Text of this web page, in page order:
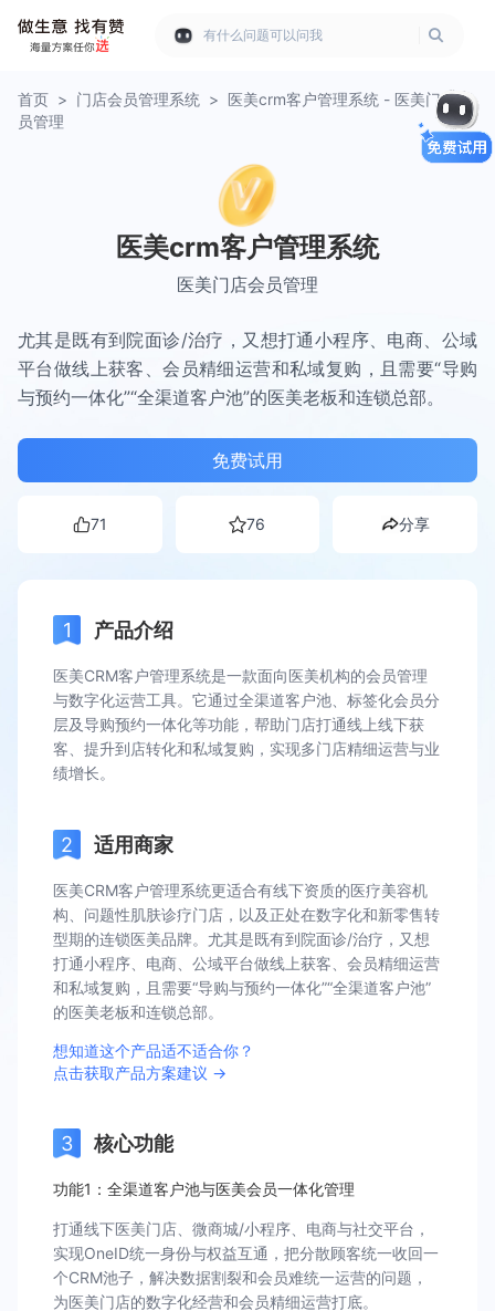
有什么问题可以问我
首页 > 门店会员管理系统 > 医美crm客户管理系统 - 医美门店会
员管理
医美crm客户管理系统
医美门店会员管理
尤其是既有到院面诊/治疗，又想打通小程序、电商、公域
平台做线上获客、会员精细运营和私域复购，且需要“导购
与预约一体化”“全渠道客户池”的医美老板和连锁总部。
免费试用
71 76 分享
产品介绍
医美CRM客户管理系统是一款面向医美机构的会员管理
与数字化运营工具。它通过全渠道客户池、标签化会员分
层及导购预约一体化等功能，帮助门店打通线上线下获
客、提升到店转化和私域复购，实现多门店精细运营与业
绩增长。
适用商家
医美CRM客户管理系统更适合有线下资质的医疗美容机
构、问题性肌肤诊疗门店，以及正处在数字化和新零售转
型期的连锁医美品牌。尤其是既有到院面诊/治疗，又想
打通小程序、电商、公域平台做线上获客、会员精细运营
和私域复购，且需要“导购与预约一体化”“全渠道客户池”
的医美老板和连锁总部。
想知道这个产品适不适合你？
点击获取产品方案建议 →
核心功能
功能1：全渠道客户池与医美会员一体化管理
打通线下医美门店、微商城/小程序、电商与社交平台，
实现OneID统一身份与权益互通，把分散顾客统一收回一
个CRM池子，解决数据割裂和会员难统一运营的问题，
为医美门店的数字化经营和会员精细运营打底。